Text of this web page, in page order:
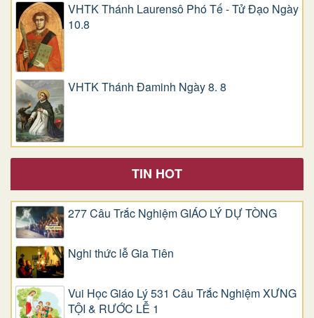
VHTK Thánh Laurensô Phó Tế - Tử Đạo Ngày
10.8
VHTK Thánh Đaminh Ngày 8. 8
TIN HOT
277 Câu Trắc Nghiệm GIÁO LÝ DỰ TÒNG
Nghi thức lễ Gia Tiên
Vui Học Giáo Lý 531 Câu Trắc Nghiệm XƯNG
TỘI & RƯỚC LỄ 1